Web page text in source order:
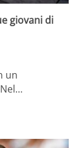
giovani di
un